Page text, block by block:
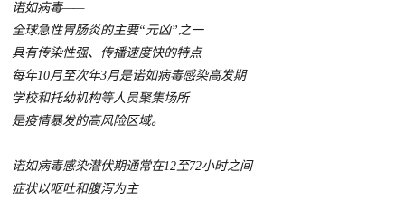
诺如病毒——
全球急性胃肠炎的主要“元凶”之一
具有传染性强、传播速度快的特点
每年10月至次年3月是诺如病毒感染高发期
学校和托幼机构等人员聚集场所
是疫情暴发的高风险区域。
诺如病毒感染潜伏期通常在12至72小时之间
症状以呕吐和腹泻为主